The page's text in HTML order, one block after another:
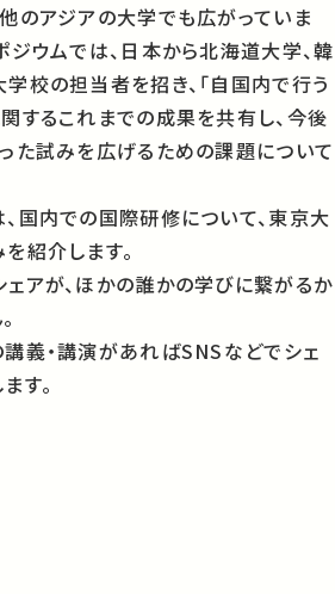
のアジアの大学でも広がっていま
ジウムでは、日本から北海道大学、韓
校の担当者を招き、「自国内で行う
するこれまでの成果を共有し、今後
た試みを広げるための課題について
国内での国際研修について、東京大
紹介します。
アが、ほかの誰かの学びに繋がるか
義・講演があればSNSなどでシェ
す。